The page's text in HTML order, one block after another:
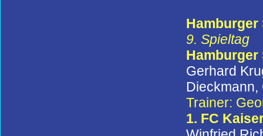
Hamburger
9. Spieltag
Hamburger
Gerhard
Dieckmann,
Trainer:
1. FC